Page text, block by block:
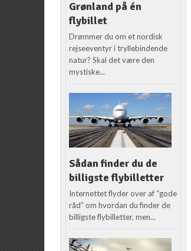
Grønland på én
flybillet
Drømmer du om et nordisk
rejseeventyr i tryllebindende
natur? Skal det være den
mystiske...
Sådan finder du de
billigste flybilletter
Internettet flyder over af “gode
råd” om hvordan du finder de
billigste flybilletter, men...